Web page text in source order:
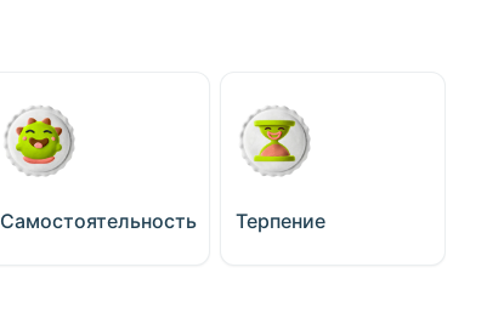
Самостоятельность Терпение